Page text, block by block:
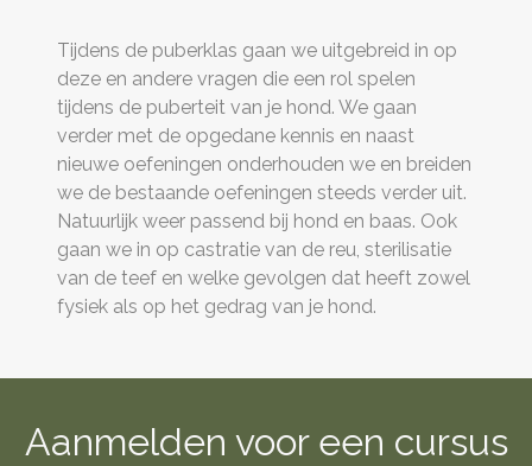
Tijdens de puberklas gaan we uitgebreid in op
deze en andere vragen die een rol spelen
tijdens de puberteit van je hond. We gaan
verder met de opgedane kennis en naast
nieuwe oefeningen onderhouden we en breiden
we de bestaande oefeningen steeds verder uit.
Natuurlijk weer passend bij hond en baas. Ook
gaan we in op castratie van de reu, sterilisatie
van de teef en welke gevolgen dat heeft zowel
fysiek als op het gedrag van je hond.
Aanmelden voor een cursus